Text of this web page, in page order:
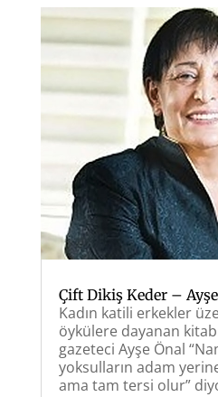
Çift Dikiş Keder –
Kadın katili erkekler
öykülere dayanan
gazeteci Ayşe Önal
yoksulların adam
ama tam tersi olur”